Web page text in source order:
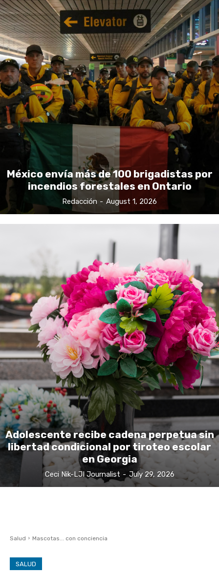
México envía más de 100 brigadistas por
incendios forestales en Ontario
Redacción August 1, 2026
Adolescente recibe cadena perpetua sin
libertad condicional por tiroteo escolar
en Georgia
Ceci Nik-LJI Journalist - July 29, 2026